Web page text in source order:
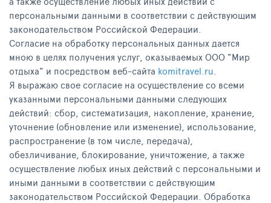
персональными данными в соответствии с действующим
законодательством Российской Федерации.
Согласие на обработку персональных данных дается
мною в целях получения услуг, оказываемых ООО "Мир
отдыха" и посредством веб-сайта komitravel.ru
Я выражаю свое согласие на осуществление со всеми
указанными персональными данными следующих
действий: сбор, систематизация, накопление, хранение,
уточнение (обновление или изменение), использование,
распространение (в том числе, передача),
обезличивание, блокирование, уничтожение, а также
осуществление любых иных действий с персональными и
иными данными в соответствии с действующим
законодательством Российской Федерации. Обработка